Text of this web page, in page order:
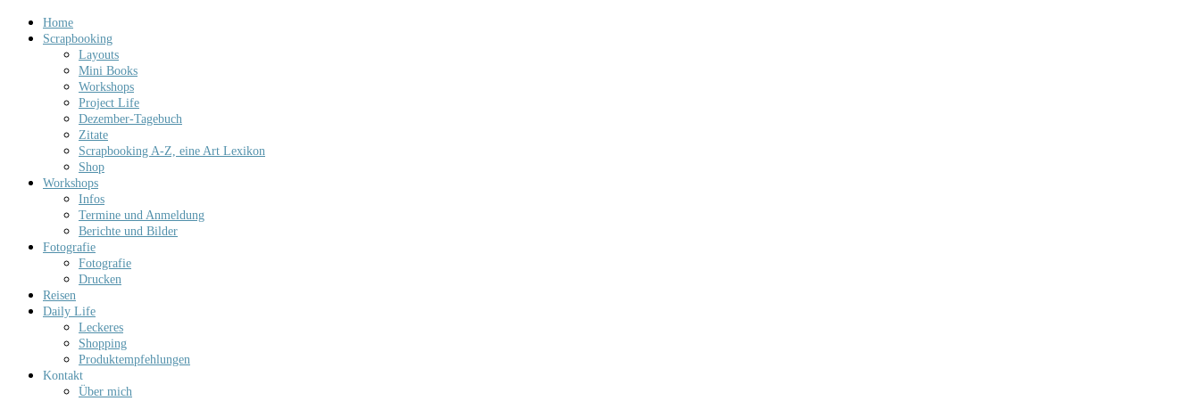
Home
Scrapbooking
Layouts
Mini Books
Workshops
Project Life
Dezember-Tagebuch
Zitate
Scrapbooking A-Z, eine Art Lexikon
Shop
Workshops
Infos
Termine und Anmeldung
Berichte und Bilder
Fotografie
Fotografie
Drucken
Reisen
Daily Life
Leckeres
Shopping
Produktempfehlungen
Kontakt
Über mich